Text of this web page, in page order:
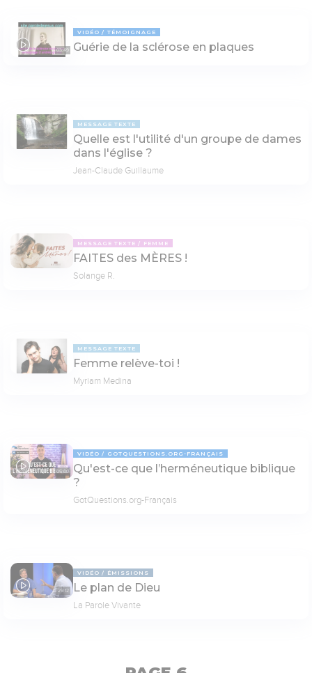
03:49
VIDÉO TÉMOIGNAGE
Guérie de la sclérose en plaques
MESSAGE TEXTE
Quelle est l'utilité d'un groupe de dames
dans l'église ?
Jean-Claude Guillaume
MESSAGE TEXTE FEMME
FAITES des MÈRES !
Solange R.
MESSAGE TEXTE
Femme relève-toi !
Myriam Medina
05:00
VIDÉO GOTQUESTIONS.ORG-FRANÇAIS
Qu'est-ce que l’herméneutique biblique
?
GotQuestions.org-Français
29:12
VIDÉO ÉMISSIONS
Le plan de Dieu
La Parole Vivante